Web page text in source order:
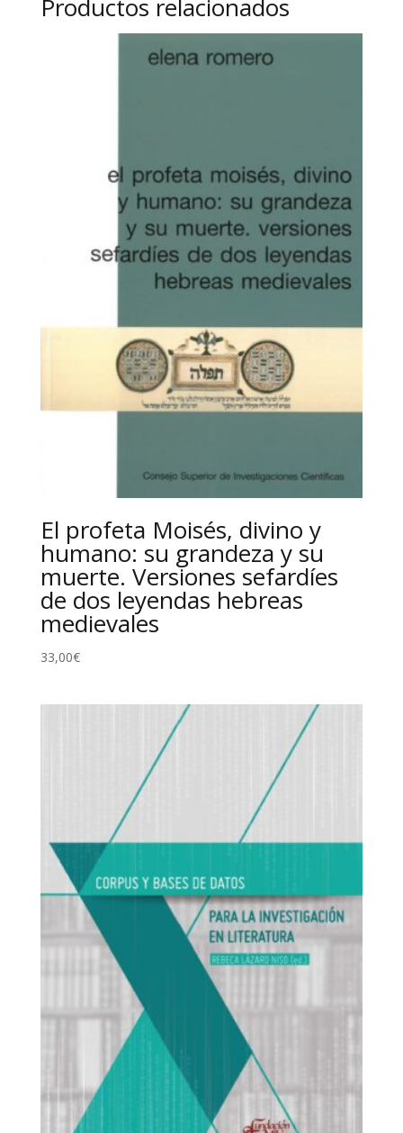
Productos relacionados
El profeta Moisés, divino y
humano: su grandeza y su
muerte. Versiones sefardíes
de dos leyendas hebreas
medievales
33,00€